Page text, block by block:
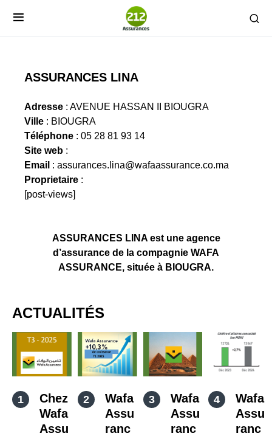
ASSURANCES LINA
Adresse : AVENUE HASSAN II BIOUGRA
Ville : BIOUGRA
Téléphone : 05 28 81 93 14
Site web :
Email : assurances.lina@wafaassurance.co.ma
Proprietaire :
[post-views]
ASSURANCES LINA est une agence
d’assurance de la compagnie WAFA
ASSURANCE, située à BIOUGRA.
ACTUALITÉS
Chez
Wafa
Assu
Wafa
Assu
ranc
Wafa
Assu
ranc
Wafa
Assu
ranc